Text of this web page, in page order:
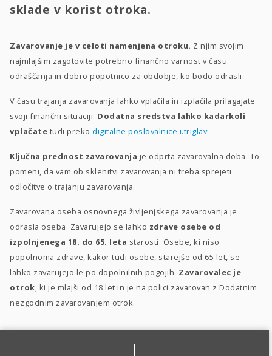
sklade v korist otroka.
Zavarovanje je v celoti namenjena otroku. Z njim svojim
najmlajšim zagotovite potrebno finančno varnost v času
odraščanja in dobro popotnico za obdobje, ko bodo odrasli.
V času trajanja zavarovanja lahko vplačila in izplačila prilagajate
svoji finančni situaciji. Dodatna sredstva lahko kadarkoli
vplačate tudi preko digitalne poslovalnice i.triglav.
Ključna prednost zavarovanja je odprta zavarovalna doba. To
pomeni, da vam ob sklenitvi zavarovanja ni treba sprejeti
odločitve o trajanju zavarovanja.
Zavarovana oseba osnovnega življenjskega zavarovanja je
odrasla oseba. Zavarujejo se lahko zdrave osebe od
izpolnjenega 18. do 65. leta starosti. Osebe, ki niso
popolnoma zdrave, kakor tudi osebe, starejše od 65 let, se
lahko zavarujejo le po dopolnilnih pogojih. Zavarovalec je
otrok, ki je mlajši od 18 let in je na polici zavarovan z Dodatnim
nezgodnim zavarovanjem otrok.